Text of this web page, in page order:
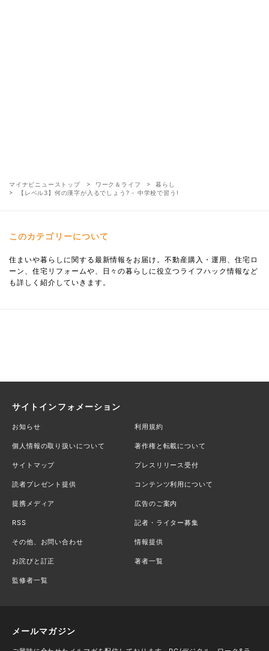
マイナビニューストップ ワーク＆ライフ
暮らし
【レベル3】何の漢字が入るでしょう? - 中学校で習う!
このカテゴリーについて
住まいや暮らしに関する最新情報をお届け。不動産購入・運用、住宅ロ
ーン、住宅リフォームや、日々の暮らしに役立つライフハック情報など
も詳しく紹介していきます。
サイトインフォメーション
お知らせ 利用規約
個人情報の取り扱いについて 著作権と転載について
サイトマップ プレスリリース受付
読者プレゼント提供 コンテンツ利用について
提携メディア 広告のご案内
RSS 記者・ライター募集
その他、お問い合わせ 情報提供
お詫びと訂正 著者一覧
監修者一覧
メールマガジン